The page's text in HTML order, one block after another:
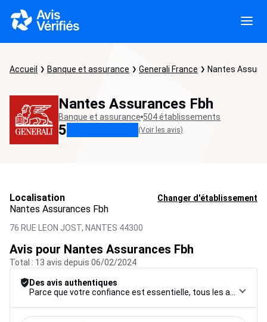
Accueil Banque et assurance Generali France Nantes
Nantes Assurances Fbh
Banque et assurance 504 établissements
5 (Voir les avis)
Localisation Changer d'établissement
Nantes Assurances Fbh
76 RUE LEON JOST, NANTES 44300
Avis pour Nantes Assurances Fbh
Total : 13 avis depuis 06/02/2024
Des avis authentiques